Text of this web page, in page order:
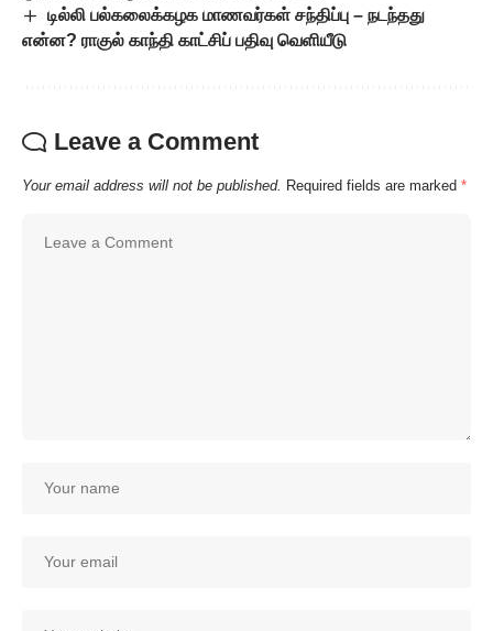
டில்லி பல்கலைக்கழக மாணவர்கள் சந்திப்பு – நடந்தது
என்ன? ராகுல் காந்தி காட்சிப் பதிவு வெளியீடு
Leave a Comment
Your email address will not be published. Required fields are marked *